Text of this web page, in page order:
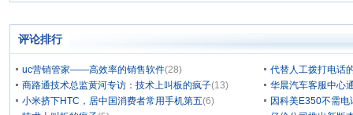
评论排行
uc营销管家——高效率的销售软件(28)
代替人工拨打电话
商路通技术总监黄河专访：技术上叫板的疯子(13)
华晨汽车客服中心
小米挤下HTC，居中国消费者常用手机第五(6)
因科美E350不需